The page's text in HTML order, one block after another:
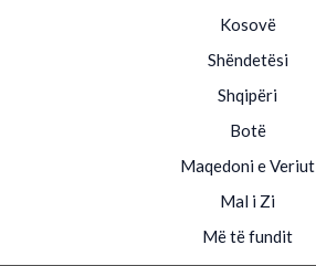
Kosovë
Shëndetësi
Shqipëri
Botë
Maqedoni e Veriut
Mal i Zi
Më të fundit